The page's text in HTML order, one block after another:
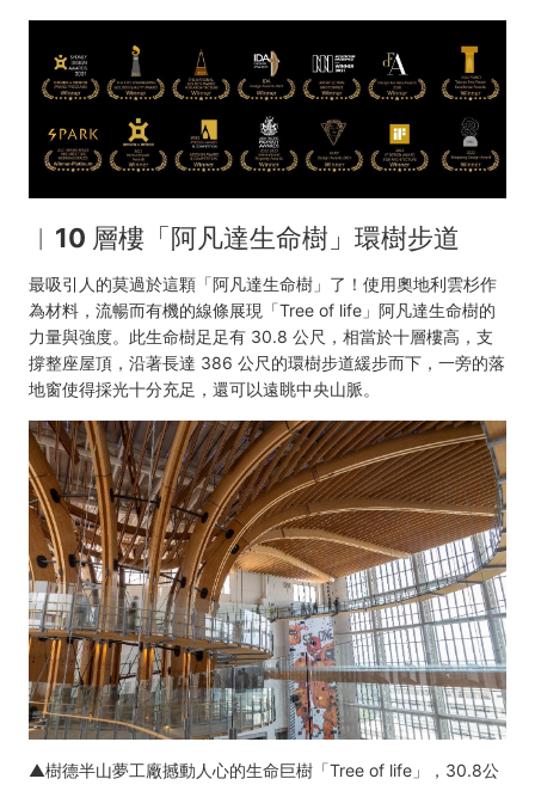
︱ 10 層樓「阿凡達生命樹」環樹步道
最吸引人的莫過於這顆「阿凡達生命樹」了！使用奧地利雲杉作
為材料，流暢而有機的線條展現「Tree of life」阿凡達生命樹的
力量與強度。此生命樹足足有 30.8 公尺，相當於十層樓高，支
撐整座屋頂，沿著長達 386 公尺的環樹步道緩步而下，一旁的落
地窗使得採光十分充足，還可以遠眺中央山脈。
▲樹德半山夢工廠撼動人心的生命巨樹「Tree of life」，30.8公